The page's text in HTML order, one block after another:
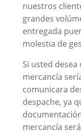
nuestros
grandes
entregada
molestia de
Si usted
mercancía
comunicara
despache, ya
mercancía